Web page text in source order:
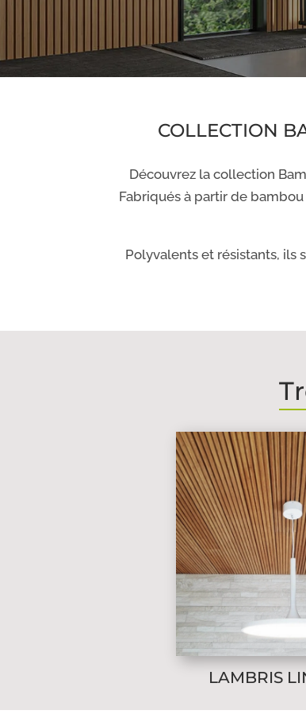
COLLECTION
Découvrez la collection
Fabriqués à partir de
Polyvalents et résistants, ils
LAMBRIS